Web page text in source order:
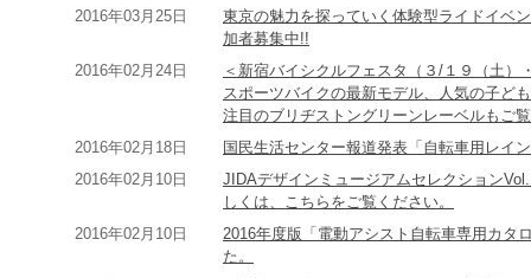
2016年03月25日
東京の魅力を探っていく体験型ライドイベ
加者募集中!!
2016年02月24日
＜新宿バイシクルフェスタ（３/１９（土）
スポーツバイクの最新モデル、人気の子ど
注目のブリヂストングリーンレーベルもご
2016年02月18日
国民生活センター報道発表「自転車用レイ
2016年02月10日
JIDAデザインミュージアムセレクション
しくは、こちらをご覧ください。
2016年02月10日
2016年度版「電動アシスト自転車専用カタ
た。